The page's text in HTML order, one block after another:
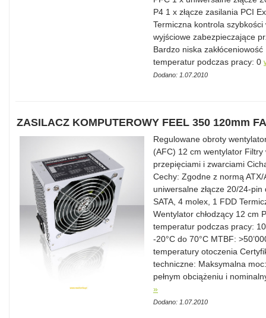
P4 1 x złącze zasilania PCI
Termiczna kontrola
wyjściowe zabezpieczające
Bardzo niska
temperatur podczas pracy: 0
Dodano: 1.07.2010
ZASILACZ KOMPUTEROWY FEEL 350 120mm
Regulowane obroty
(AFC) 12 cm wentylator
przepięciami i zwarciami
Cechy: Zgodne z normą
uniwersalne złącze 20/24-pin
SATA, 4 molex, 1 FDD
Wentylator chłodzący 12 cm
temperatur podczas pracy:
-20°C do 70°C MTBF:
temperatury otoczenia
techniczne: Maksymalna
pełnym obciążeniu i
»
Dodano: 1.07.2010